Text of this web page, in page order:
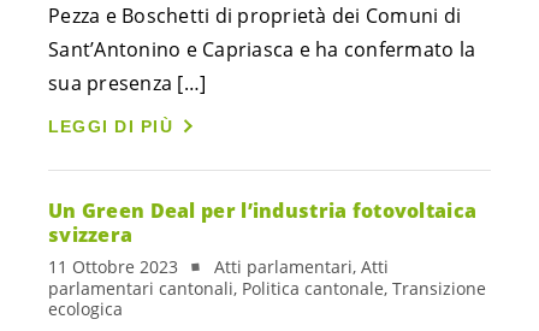
Pezza e Boschetti di proprietà dei Comuni di
Sant’Antonino e Capriasca e ha confermato la
sua presenza […]
LEGGI DI PIÙ
Un Green Deal per l’industria fotovoltaica
svizzera
11 Ottobre 2023
Atti parlamentari, Atti
parlamentari cantonali, Politica cantonale, Transizione
ecologica